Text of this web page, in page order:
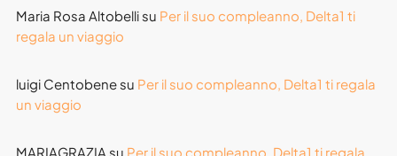
Maria Rosa Altobellisu Per il suo compleanno, Delta1 ti
regala un viaggio
luigi Centobenesu Per il suo compleanno, Delta1 ti regala
un viaggio
MARIAGRAZIA su Per il suo compleanno, Delta1 ti regala